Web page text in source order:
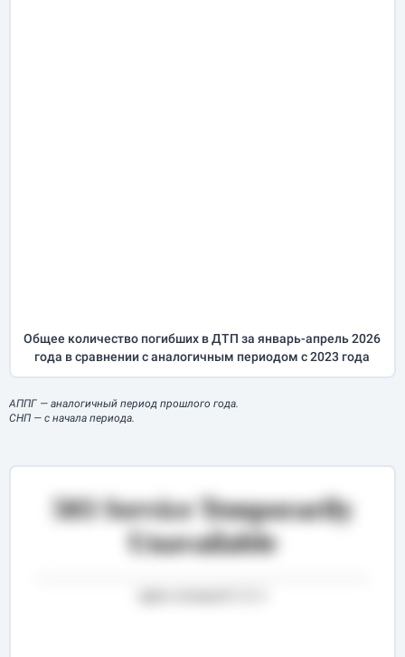
Общее количество погибших в ДТП заянварь-апрель2026
года в сравнении с аналогичным периодом с 2023 года
АППГ — аналогичный период прошлого года.
СНП — с начала периода.